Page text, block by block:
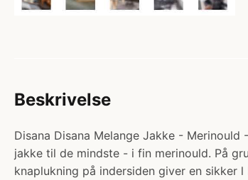
Beskrivelse
Disana Disana Melange Jakke -
jakke til de mindste - i fin merinould. På
knaplukning på indersiden giver en sikker l